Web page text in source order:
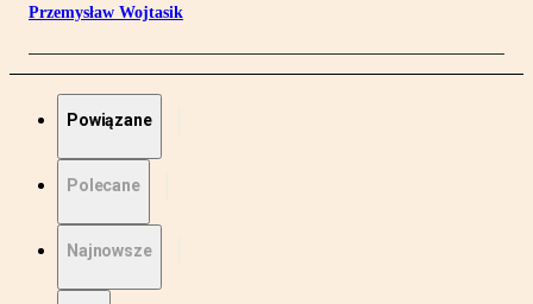
Przemysław Wojtasik
Powiązane
Polecane
Najnowsze